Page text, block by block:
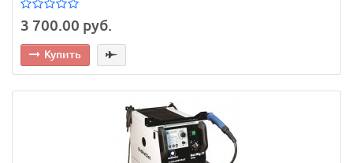
3 700.00 руб.
Купить